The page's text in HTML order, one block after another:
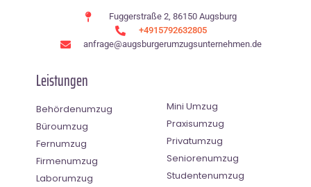
Fuggerstraße 2, 86150 Augsburg
+4915792632805
anfrage@augsburgerumzugsunternehmen.de
Leistungen
Behördenumzug
Büroumzug
Fernumzug
Firmenumzug
Laborumzug
Mini Umzug
Praxisumzug
Privatumzug
Seniorenumzug
Studentenumzug